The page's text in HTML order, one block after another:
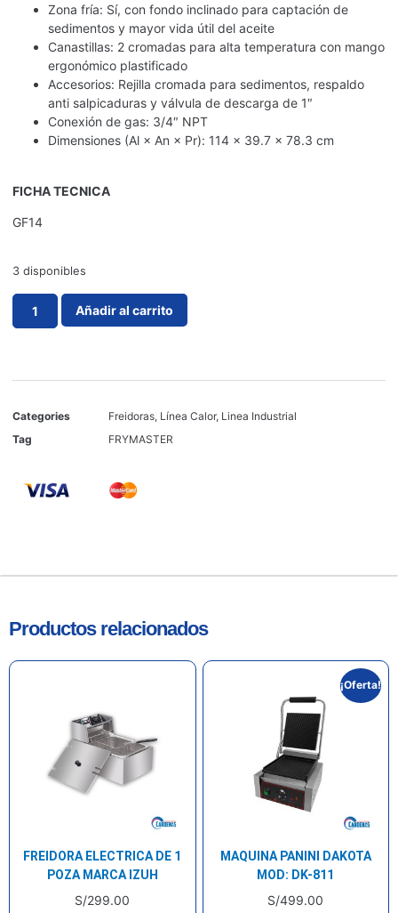
Zona fría: Sí, con fondo inclinado para captación de
sedimentos y mayor vida útil del aceite
Canastillas: 2 cromadas para alta temperatura con mango
ergonómico plastificado
Accesorios: Rejilla cromada para sedimentos, respaldo
anti salpicaduras y válvula de descarga de 1″
Conexión de gas: 3/4″ NPT
Dimensiones (Al × An × Pr): 114 × 39.7 × 78.3 cm
FICHA TECNICA
GF14
3 disponibles
Añadir al carrito
Categories Freidoras, Línea Calor, Linea Industrial
Tag
FRYMASTER
Productos relacionados
FREIDORA ELECTRICA DE 1
POZA MARCA IZUH
S/299.00
¡Oferta!
MAQUINA PANINI DAKOTA
MOD: DK-811
S/499.00